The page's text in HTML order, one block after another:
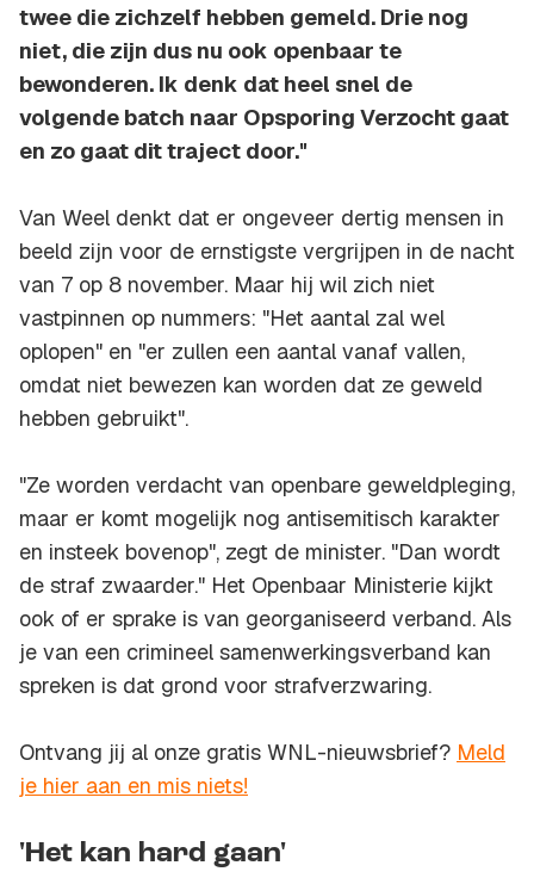
twee die zichzelf hebben gemeld. Drie nog
niet, die zijn dus nu ook openbaar te
bewonderen. Ik denk dat heel snel de
volgende batch naar Opsporing Verzocht gaat
en zo gaat dit traject door."
Van Weel denkt dat er ongeveer dertig mensen in
beeld zijn voor de ernstigste vergrijpen in de nacht
van 7 op 8 november. Maar hij wil zich niet
vastpinnen op nummers: "Het aantal zal wel
oplopen" en "er zullen een aantal vanaf vallen,
omdat niet bewezen kan worden dat ze geweld
hebben gebruikt".
"Ze worden verdacht van openbare geweldpleging,
maar er komt mogelijk nog antisemitisch karakter
en insteek bovenop", zegt de minister. "Dan wordt
de straf zwaarder." Het Openbaar Ministerie kijkt
ook of er sprake is van georganiseerd verband. Als
je van een crimineel samenwerkingsverband kan
spreken is dat grond voor strafverzwaring.
Ontvang jij al onze gratis WNL-nieuwsbrief? Meld
je hier aan en mis niets!
'Het kan hard gaan'